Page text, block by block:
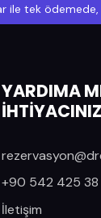
tek
YARDIMA
+90 542 425 38
İletişim